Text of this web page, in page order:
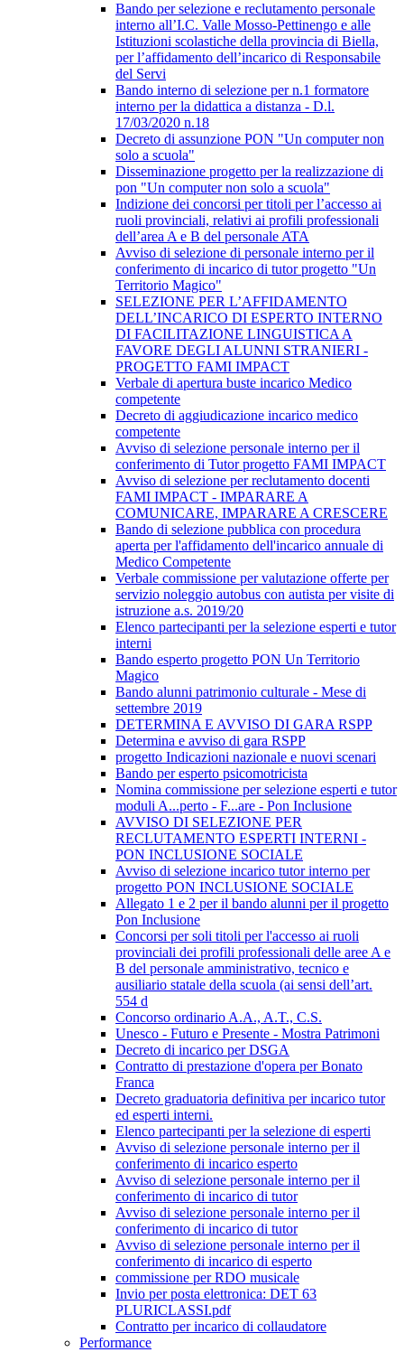
Bando per selezione e reclutamento personale
interno all’I.C. Valle Mosso-Pettinengo e alle
Istituzioni scolastiche della provincia di Biella,
per l’affidamento dell’incarico di Responsabile
del Servi
Bando interno di selezione per n.1 formatore
interno per la didattica a distanza - D.l.
17/03/2020 n.18
Decreto di assunzione PON "Un computer non
solo a scuola"
Disseminazione progetto per la realizzazione di
pon "Un computer non solo a scuola"
Indizione dei concorsi per titoli per l’accesso ai
ruoli provinciali, relativi ai profili professionali
dell’area A e B del personale ATA
Avviso di selezione di personale interno per il
conferimento di incarico di tutor progetto "Un
Territorio Magico"
SELEZIONE PER L’AFFIDAMENTO
DELL’INCARICO DI ESPERTO INTERNO
DI FACILITAZIONE LINGUISTICA A
FAVORE DEGLI ALUNNI STRANIERI -
PROGETTO FAMI IMPACT
Verbale di apertura buste incarico Medico
competente
Decreto di aggiudicazione incarico medico
competente
Avviso di selezione personale interno per il
conferimento di Tutor progetto FAMI IMPACT
Avviso di selezione per reclutamento docenti
FAMI IMPACT - IMPARARE A
COMUNICARE, IMPARARE A CRESCERE
Bando di selezione pubblica con procedura
aperta per l'affidamento dell'incarico annuale di
Medico Competente
Verbale commissione per valutazione offerte per
servizio noleggio autobus con autista per visite di
istruzione a.s. 2019/20
Elenco partecipanti per la selezione esperti e tutor
interni
Bando esperto progetto PON Un Territorio
Magico
Bando alunni patrimonio culturale - Mese di
settembre 2019
DETERMINA E AVVISO DI GARA RSPP
Determina e avviso di gara RSPP
progetto Indicazioni nazionale e nuovi scenari
Bando per esperto psicomotricista
Nomina commissione per selezione esperti e tutor
moduli A...perto - F...are - Pon Inclusione
AVVISO DI SELEZIONE PER
RECLUTAMENTO ESPERTI INTERNI -
PON INCLUSIONE SOCIALE
Avviso di selezione incarico tutor interno per
progetto PON INCLUSIONE SOCIALE
Allegato 1 e 2 per il bando alunni per il progetto
Pon Inclusione
Concorsi per soli titoli per l'accesso ai ruoli
provinciali dei profili professionali delle aree A e
B del personale amministrativo, tecnico e
ausiliario statale della scuola (ai sensi dell’art.
554 d
Concorso ordinario A.A., A.T., C.S.
Unesco - Futuro e Presente - Mostra Patrimoni
Decreto di incarico per DSGA
Contratto di prestazione d'opera per Bonato
Franca
Decreto graduatoria definitiva per incarico tutor
ed esperti interni.
Elenco partecipanti per la selezione di esperti
Avviso di selezione personale interno per il
conferimento di incarico esperto
Avviso di selezione personale interno per il
conferimento di incarico di tutor
Avviso di selezione personale interno per il
conferimento di incarico di tutor
Avviso di selezione personale interno per il
conferimento di incarico di esperto
commissione per RDO musicale
Invio per posta elettronica: DET 63
PLURICLASSI.pdf
Contratto per incarico di collaudatore
Performance